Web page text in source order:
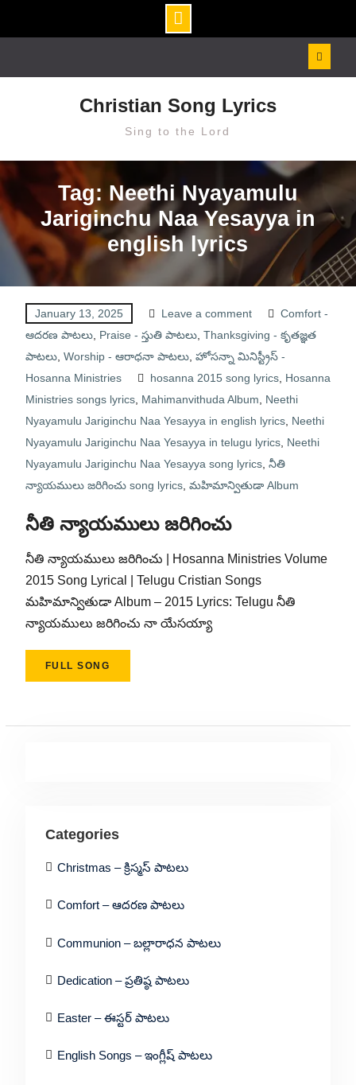
Christian Song Lyrics
Sing to the Lord
Tag: Neethi Nyayamulu
Jariginchu Naa Yesayya in
english lyrics
January 13, 2025 Leave a comment
Comfort -
ఆదరణ పాటలు, Praise - స్తుతి పాటలు, Thanksgiving - కృతజ్ఞత
పాటలు, Worship - ఆరాధనా పాటలు, హోసన్నా మినిస్ట్రీస్ -
Hosanna Ministries
hosanna 2015 song lyrics, Hosanna
Ministries songs lyrics, Mahimanvithuda Album
Neethi
Nyayamulu Jariginchu Naa Yesayya in english lyrics, Neethi
Nyayamulu Jariginchu Naa Yesayya in telugu lyrics, Neethi
Nyayamulu Jariginchu Naa Yesayya song lyrics, నీతి
న్యాయములు జరిగించు song lyrics, మహిమాన్వితుడా Album
నీతి న్యాయములు జరిగించు
నీతి న్యాయములు జరిగించు | Hosanna Ministries Volume
2015 Song Lyrical | Telugu Cristian Songs
మహిమాన్వితుడా Album – 2015 Lyrics: Telugu నీతి
న్యాయములు జరిగించు నా యేసయ్యా
FULL SONG
Categories
Christmas – క్రిస్మస్ పాటలు
Comfort – ఆదరణ పాటలు
Communion – బల్లారాధన పాటలు
Dedication – ప్రతిష్ఠ పాటలు
Easter – ఈస్టర్ పాటలు
English Songs – ఇంగ్లీష్ పాటలు